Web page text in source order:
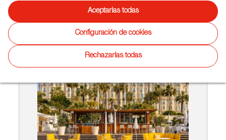
Aceptarlas todas
Configuración de cookies
Rechazarlas todas
Proyectos